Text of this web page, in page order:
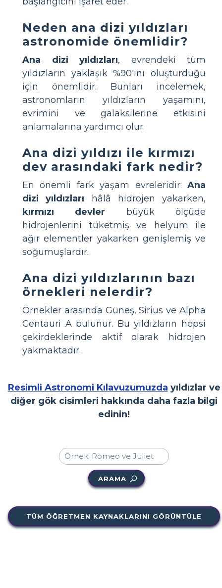
Neden ana dizi yıldızları
astronomide önemlidir?
Ana dizi yıldızları, evrendeki tüm
yıldızların yaklaşık %90'ını oluşturduğu
için önemlidir. Bunları incelemek,
astronomların yıldızların yaşamını,
evrimini ve galaksilerine etkisini
anlamalarına yardımcı olur.
Ana dizi yıldızı ile kırmızı
dev arasındaki fark nedir?
En önemli fark yaşam evreleridir: Ana
dizi yıldızları hâlâ hidrojen yakarken,
kırmızı devler büyük ölçüde
hidrojenlerini tüketmiş ve helyum ile
ağır elementler yakarken genişlemiş ve
soğumuşlardır.
Ana dizi yıldızlarının bazı
örnekleri nelerdir?
Örnekler arasında Güneş, Sirius ve Alpha
Centauri A bulunur. Bu yıldızların hepsi
çekirdeklerinde aktif olarak hidrojen
yakmaktadır.
Resimli Astronomi Kılavuzumuzda yıldızlar ve
diğer gök cisimleri hakkında daha fazla bilgi
edinin!
ARAMA
TÜM ÖĞRETMEN KAYNAKLARINI GÖRÜNTÜLE